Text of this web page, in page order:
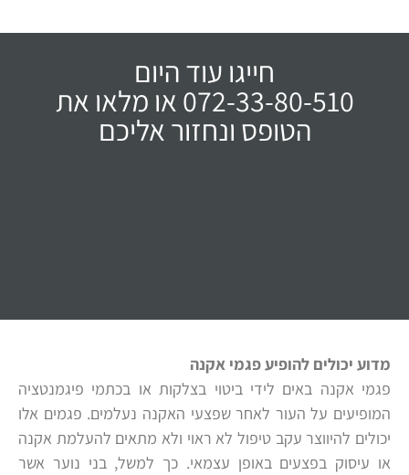
חייגו עוד היום
072-33-80-510 או מלאו את
הטופס ונחזור אליכם
מדוע יכולים להופיע פגמי אקנה
פגמי אקנה באים לידי ביטוי בצלקות או בכתמי פיגמנטציה
המופיעים על העור לאחר שפצעי האקנה נעלמים. פגמים אלו
יכולים להיווצר עקב טיפול לא ראוי ולא מתאים להעלמת אקנה
או עיסוק בפצעים באופן עצמאי. כך למשל, בני נוער אשר